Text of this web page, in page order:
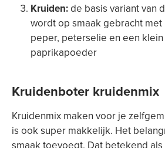
Kruiden:de basis variant van
wordt op smaak gebracht met
peper, peterselie en een
paprikapoeder
Kruidenboter kruidenmix
Kruidenmix maken voor je
is ook super makkelijk. Het
smaak toevoegt. Dat betekend